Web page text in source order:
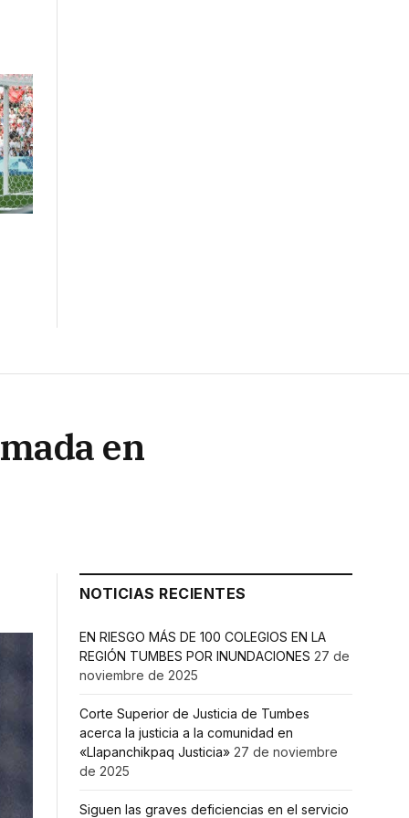
en
NOTICIAS RECIENTES
EN RIESGO MÁS DE 100 COLEGIOS EN LA
REGIÓN TUMBES POR INUNDACIONES 27 de
noviembre de 2025
Corte Superior de Justicia de Tumbes
acerca la justicia a la comunidad en
«Llapanchikpaq Justicia» 27 de noviembre
de 2025
Siguen las graves deficiencias en el servicio